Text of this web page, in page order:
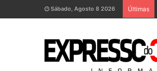
Sábado, Agosto 8 2026 Últimas